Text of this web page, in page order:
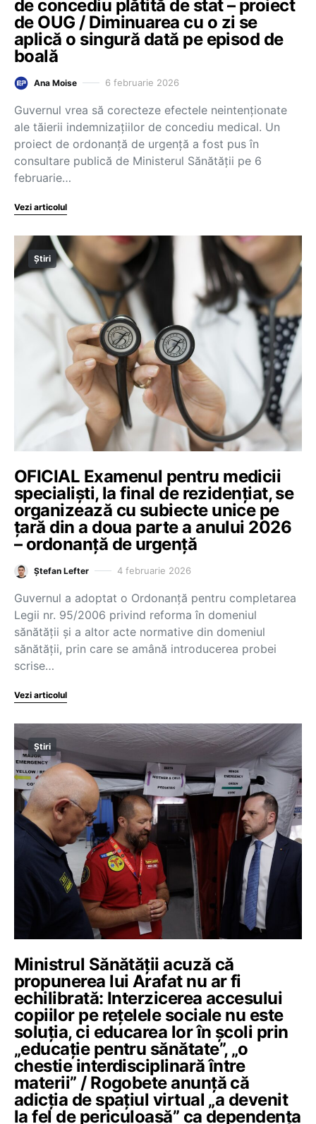
de concediu plătită de stat – proiect
de OUG / Diminuarea cu o zi se
aplică o singură dată pe episod de
boală
Ana Moise 6 februarie 2026
Guvernul vrea să corecteze efectele neintenționate
ale tăierii indemnizațiilor de concediu medical. Un
proiect de ordonanță de urgență a fost pus în
consultare publică de Ministerul Sănătății pe 6
februarie…
Vezi articolul
Știri
OFICIAL Examenul pentru medicii
specialiști, la final de rezidențiat, se
organizează cu subiecte unice pe
țară din a doua parte a anului 2026
– ordonanță de urgență
Ștefan Lefter 4 februarie 2026
Guvernul a adoptat o Ordonanță pentru completarea
Legii nr. 95/2006 privind reforma în domeniul
sănătății și a altor acte normative din domeniul
sănătății, prin care se amână introducerea probei
scrise…
Vezi articolul
Știri
Ministrul Sănătății acuză că
propunerea lui Arafat nu ar fi
echilibrată: Interzicerea accesului
copiilor pe reţelele sociale nu este
soluția, ci educarea lor în școli prin
„educaţie pentru sănătate”, „o
chestie interdisciplinară între
materii” / Rogobete anunță că
adicţia de spaţiul virtual „a devenit
la fel de periculoasă” ca dependența